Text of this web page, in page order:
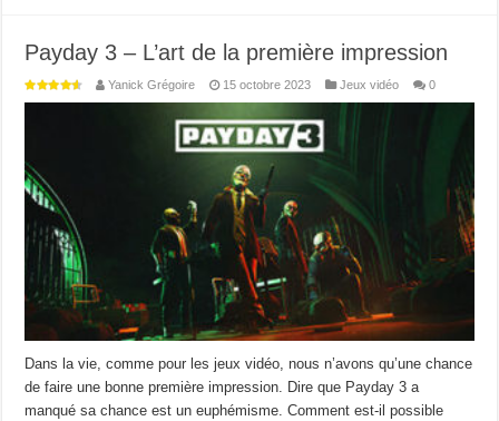
Payday 3 – L’art de la première impression
Yanick Grégoire 15 octobre 2023 Jeux vidéo 0
Dans la vie, comme pour les jeux vidéo, nous n’avons qu’une chance
de faire une bonne première impression. Dire que Payday 3 a
manqué sa chance est un euphémisme. Comment est-il possible